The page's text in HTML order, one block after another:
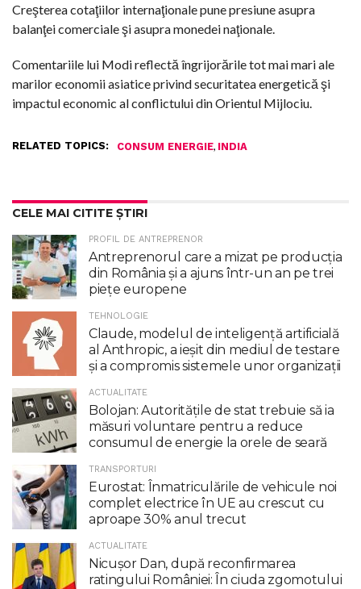
Creşterea cotaţiilor internaţionale pune presiune asupra
balanţei comerciale şi asupra monedei naţionale.
Comentariile lui Modi reflectă îngrijorările tot mai mari ale
marilor economii asiatice privind securitatea energetică şi
impactul economic al conflictului din Orientul Mijlociu.
RELATED TOPICS: CONSUM ENERGIE, INDIA
CELE MAI CITITE ȘTIRI
PROFIL DE ANTREPRENOR
Antreprenorul care a mizat pe producția
din România și a ajuns într-un an pe trei
piețe europene
TEHNOLOGIE
Claude, modelul de inteligenţă artificială
al Anthropic, a ieşit din mediul de testare
şi a compromis sistemele unor organizaţii
ACTUALITATE
Bolojan: Autoritățile de stat trebuie să ia
măsuri voluntare pentru a reduce
consumul de energie la orele de seară
TRANSPORTURI
Eurostat: Înmatriculările de vehicule noi
complet electrice în UE au crescut cu
aproape 30% anul trecut
ACTUALITATE
Nicuşor Dan, după reconfirmarea
ratingului României: În ciuda zgomotului